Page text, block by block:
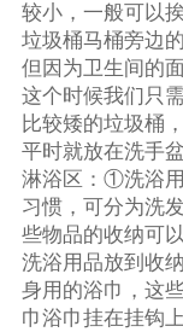
较小，一般可以
垃圾桶马桶旁边
但因为卫生间的
这个时候我们只
比较矮的垃圾桶
平时就放在洗手
淋浴区：①洗浴
习惯，可分为洗
些物品的收纳可
洗浴用品放到收
身用的浴巾，这
巾浴巾挂在挂钩